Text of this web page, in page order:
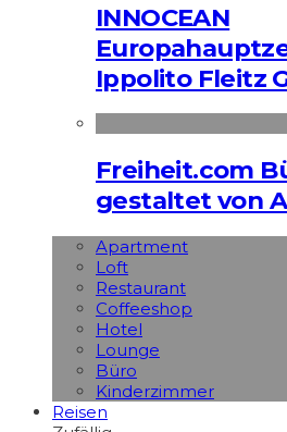
INNOCEAN
Ippolito Fleitz
Freiheit.com
gestaltet von
Apart­ment
Loft
Restaurant
Coffeeshop
Hotel
Lounge
Büro
Kinderzimmer
Reisen